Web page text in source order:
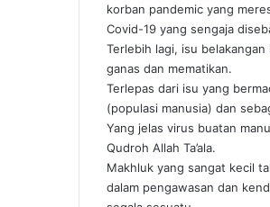
korban pandemic yang
Covid-19 yang sengaja
Terlebih lagi, isu
ganas dan mematikan.
Terlepas dari isu yang
(populasi manusia) dan
Yang jelas virus buatan
Qudroh Allah Ta’ala.
Makhluk yang sangat kecil
dalam pengawasan dan